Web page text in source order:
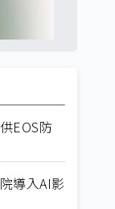
EOS防
導入AI影